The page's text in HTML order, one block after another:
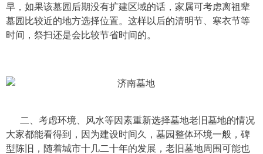
早，如果该墓园后期没有扩建区域的话，家属可考虑离祖辈
墓园比较近的地方选择位置。这样以后的清明节、寒衣节等
时间，祭扫还是会比较节省时间的。
二、考虑环境、风水等因素重新选择墓地老旧墓地的情况
大家都能看得到，因为建设时间久，墓园整体环境一般，碑
型陈旧，随着城市十几二十年的发展，老旧墓地周围可能也